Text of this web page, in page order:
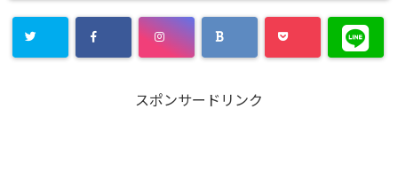
スポンサードリンク